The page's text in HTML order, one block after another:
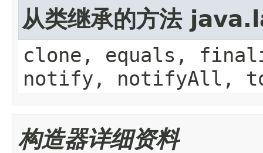
从类继承的方法
clone, equals,
notify, notifyAll,
构造器详细资料